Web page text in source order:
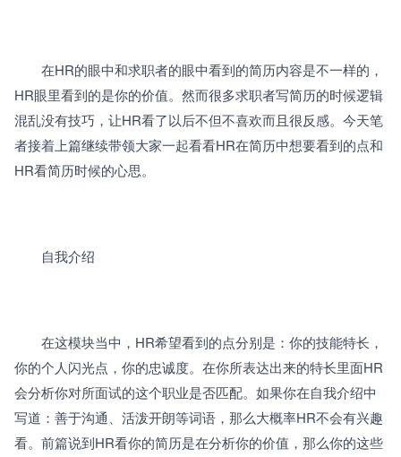
在HR的眼中和求职者的眼中看到的简历内容是不一样的，
HR眼里看到的是你的价值。然而很多求职者写简历的时候逻辑
混乱没有技巧，让HR看了以后不但不喜欢而且很反感。今天笔
者接着上篇继续带领大家一起看看HR在简历中想要看到的点和
HR看简历时候的心思。
自我介绍
在这模块当中，HR希望看到的点分别是：你的技能特长，
你的个人闪光点，你的忠诚度。在你所表达出来的特长里面HR
会分析你对所面试的这个职业是否匹配。如果你在自我介绍中
写道：善于沟通、活泼开朗等词语，那么大概率HR不会有兴趣
看。前篇说到HR看你的简历是在分析你的价值，那么你的这些